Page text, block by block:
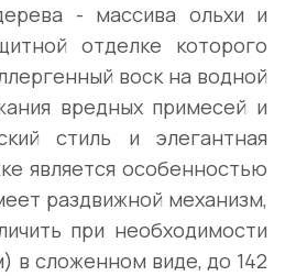
- массива ольхи и
отделке которого
воск на водной
вредных примесей и
стиль и элегантная
является особенностью
раздвижной механизм,
при необходимости
в сложенном виде, до 142